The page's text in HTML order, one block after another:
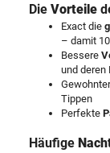
Die Vorteile
Exact die
– damit
Bessere
und deren
Tippen
Perfekte
Häufige